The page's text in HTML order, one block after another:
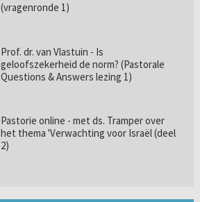
(vragenronde 1)
Prof. dr. van Vlastuin - Is
geloofszekerheid de norm? (Pastorale
Questions & Answers lezing 1)
Pastorie online - met ds. Tramper over
het thema 'Verwachting voor Israël (deel
2)